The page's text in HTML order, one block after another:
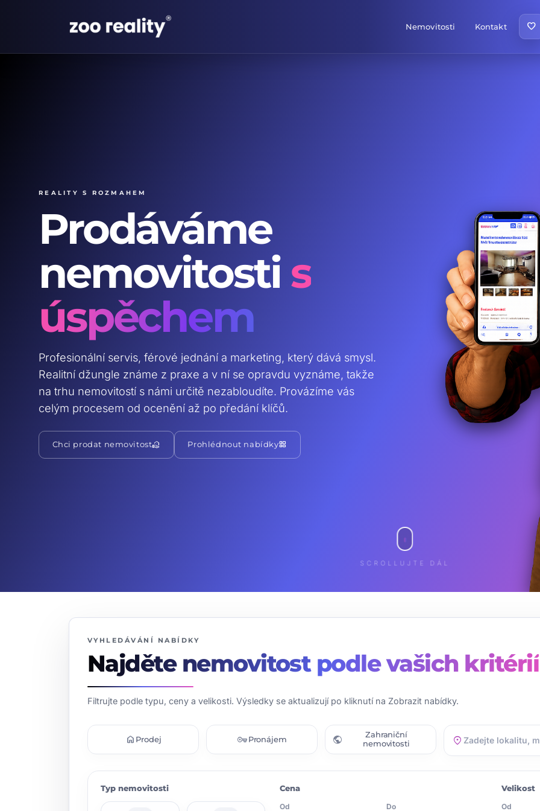
Nemovitosti Kontakt favorite
Reality s rozmahem
Prodáváme
nemovitostis
úspěchem
Profesionální servis, férové jednání a marketing, který dává smysl.
Realitní džungle známe z praxe a v ní se opravdu vyznáme, takže
na trhu nemovitostí s námi určitě nezabloudíte. Provázíme vás
celým procesem od ocenění až po předání klíčů.
Chci prodat nemovitostreal_estate_agent Prohlédnout nabídkygrid_view
SCROLLUJTE DÁL
VYHLEDÁVÁNÍ NABÍDKY
Najděte nemovitost podle vašich kritérií
Filtrujte podle typu, ceny a velikosti. Výsledky se aktualizují po kliknutí na Zobrazit nabídky.
home Prodej vpn_keyPronájem public
Zahraniční
nemovitosti
location_on
Typ nemovitosti Cena
Od Do
Velikost
Od